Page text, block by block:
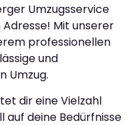
Umzugsservice
Mit unserer
professionellen
und
Umzug.
dir eine Vielzahl
auf deine Bedürfnisse